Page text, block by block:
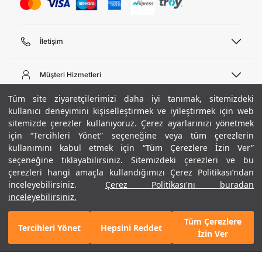
Tüm site ziyaretçilerimizi daha iyi tanımak, sitemizdeki
kullanıcı deneyimini kişiselleştirmek ve iyileştirmek için web
sitemizde çerezler kullanıyoruz. Çerez ayarlarınızı yönetmek
için “Tercihleri Yönet” seçeneğine veya tüm çerezlerin
kullanımını kabul etmek için “Tüm Çerezlere İzin Ver”
seçeneğine tıklayabilirsiniz. Sitemizdeki çerezleri ve bu
çerezleri hangi amaçla kullandığımızı Çerez Politikası’ndan
inceleyebilirsiniz.
Çerez Politikası'nı buradan
inceleyebilirsiniz.
Tercihleri Yönet Hepsini Reddet
Tüm Çerezlere
İzin Ver
+ 1 Renk
2.990 TL SEPETE EKLE
İletişim
444 02 00
Pazartesi - Cuma 09:00 - 18:00
E-posta
bilgi@underarmour.com
Müşteri Hizmetleri
Sipariş Sorgulama
Bize Ulaşın
Teslimat Bilgileri
İşlem Rehberi
İade ve Değişimler
Sıkça Sorulan Sorular
Beden Rehberi
Site Haritası
Hakkımızda
Ticari Bilgiler
Hükümler ve Koşullar
Gizlilik Politikası
Çerez Politikası
Kariyer
ETBİS
UA Sosyal Medya
Instagram
Facebook
Twitter
Popüler Kategoriler
Erkek Basketbol Ayakkabısı
Çocuk Basketbol Ayakkabısı
Erkek Eşofman
Kadın Tayt